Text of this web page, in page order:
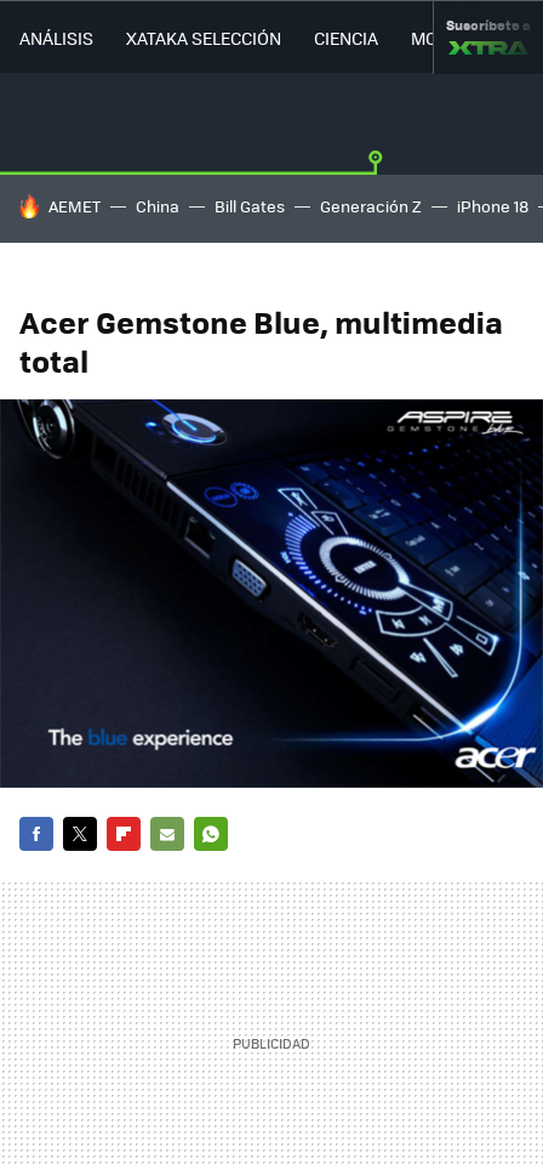
ANÁLISIS XATAKA SELECCIÓN CIENCIA MOVILIDAD
Suscríbete a
HOY SE HABLA DE
AEMET China Bill Gates Generación Z iPhone 18
Acer Gemstone Blue, multimedia
total
MAIL